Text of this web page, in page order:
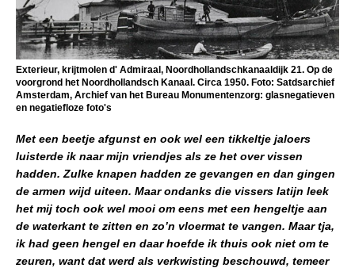
Exterieur, krijtmolen d' Admiraal, Noordhollandschkanaaldijk 21. Op de
voorgrond het Noordhollandsch Kanaal. Circa 1950. Foto: Satdsarchief
Amsterdam, Archief van het Bureau Monumentenzorg: glasnegatieven
en negatiefloze foto's
Met een beetje afgunst en ook wel een tikkeltje jaloers
luisterde ik naar mijn vriendjes als ze het over vissen
hadden. Zulke knapen hadden ze gevangen en dan gingen
de armen wijd uiteen. Maar ondanks die vissers latijn leek
het mij toch ook wel mooi om eens met een hengeltje aan
de waterkant te zitten en zo’n vloermat te vangen. Maar tja,
ik had geen hengel en daar hoefde ik thuis ook niet om te
zeuren, want dat werd als verkwisting beschouwd, temeer